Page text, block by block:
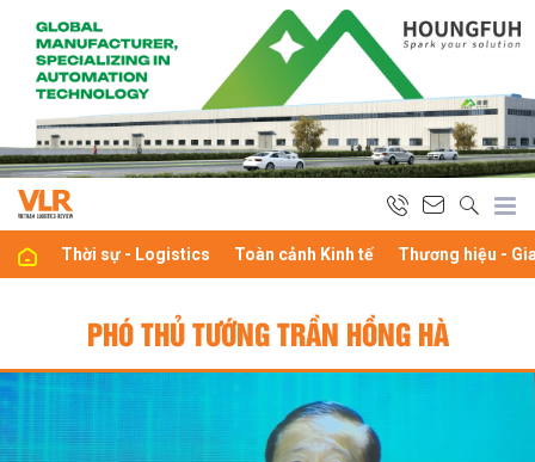
Thời sự - Logistics Toàn cảnh Kinh tế Thương hiệu -
PHÓ THỦ TƯỚNG TRẦN HỒNG HÀ